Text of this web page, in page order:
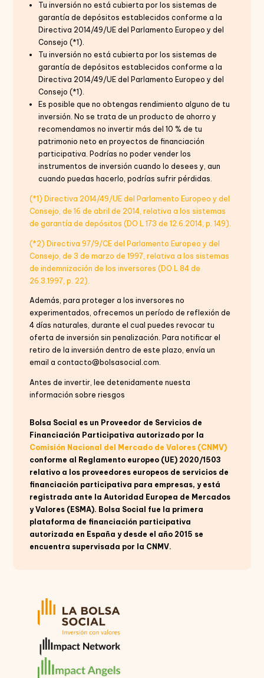
Tu inversión no está cubierta por los sistemas de
garantía de depósitos establecidos conforme a la
Directiva 2014/49/UE del Parlamento Europeo y del
Consejo (*1).
Tu inversión no está cubierta por los sistemas de
garantía de depósitos establecidos conforme a la
Directiva 2014/49/UE del Parlamento Europeo y del
Consejo (*1).
Es posible que no obtengas rendimiento alguno de tu
inversión. No se trata de un producto de ahorro y
recomendamos no invertir más del 10 % de tu
patrimonio neto en proyectos de financiación
participativa. Podrías no poder vender los
instrumentos de inversión cuando lo desees y, aun
cuando puedas hacerlo, podrías sufrir pérdidas.
(*1) Directiva 2014/49/UE del Parlamento Europeo y del
Consejo, de 16 de abril de 2014, relativa a los sistemas
de garantía de depósitos (DO L 173 de 12.6.2014, p. 149).
(*2) Directiva 97/9/CE del Parlamento Europeo y del
Consejo, de 3 de marzo de 1997, relativa a los sistemas
de indemnización de los inversores (DO L 84 de
26.3.1997, p. 22).
Además, para proteger a los inversores no
experimentados, ofrecemos un período de reflexión de
4 días naturales, durante el cual puedes revocar tu
oferta de inversión sin penalización. Para notificar el
retiro de la inversión dentro de este plazo, envía un
email a contacto@bolsasocial.com.
Antes de invertir, lee detenidamente nuesta
información sobre riesgos
Bolsa Social es un Proveedor de Servicios de
Financiación Participativa autorizado por la
Comisión Nacional del Mercado de Valores (CNMV)
conforme al Reglamento europeo (UE) 2020/1503
relativo a los proveedores europeos de servicios de
financiación participativa para empresas, y está
registrada ante la Autoridad Europea de Mercados
y Valores (ESMA). Bolsa Social fue la primera
plataforma de financiación participativa
autorizada en España y desde el año 2015 se
encuentra supervisada por la CNMV.